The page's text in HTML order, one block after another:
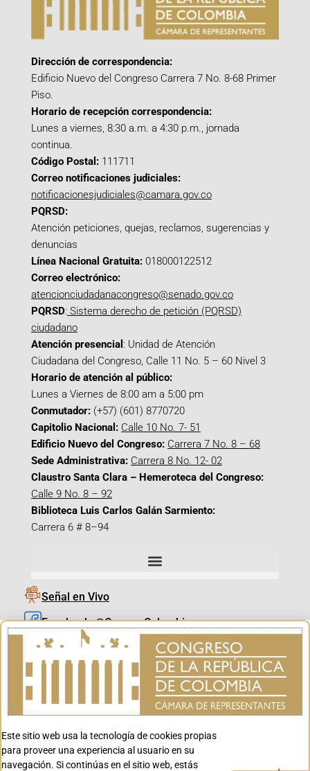
Dirección de correspondencia:
Edificio Nuevo del Congreso Carrera 7 No. 8-68 Primer
Piso.
Horario de recepción correspondencia:
Lunes a viernes, 8:30 a.m. a 4:30 p.m., jornada
continua.
Código Postal: 111711
Correo notificaciones judiciales:
notificacionesjudiciales@camara.gov.co
PQRSD:
Atención peticiones, quejas, reclamos, sugerencias y
denuncias
Línea Nacional Gratuita: 018000122512
Correo electrónico:
atencionciudadanacongreso@senado.gov.co
PQRSD: Sistema derecho de petición (PQRSD)
ciudadano
Atención presencial : Unidad de Atención
Ciudadana del Congreso, Calle 11 No. 5 – 60 Nivel 3
Horario de atención al público:
Lunes a Viernes de 8:00 am a 5:00 pm
Conmutador: (+57) (601) 8770720
Capitolio Nacional: Calle 10 No. 7- 51
Edificio Nuevo del Congreso: Carrera 7 No. 8 – 68
Sede Administrativa: Carrera 8 No. 12- 02
Claustro Santa Clara – Hemeroteca del Congreso:
Calle 9 No. 8 – 92
Biblioteca Luis Carlos Galán Sarmiento:
Carrera 6 # 8–94
Señal en Vivo
Facebook_@CamaraColombia
Instagram_@CamaraColombia
X_@CamaraColombia
Youtube_@CamaraColombia
Youtube_@CanalCongreso
Este sitio web usa la tecnología de cookies propias
para proveer una experiencia al usuario en su
navegación. Si continúas en el sitio web, estás